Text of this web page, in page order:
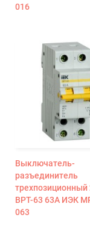
016
Выключатель-
разъединитель
трехпозиционный
ВРТ-63 63А ИЭК
063